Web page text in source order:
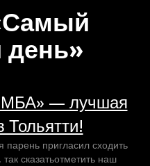
— лучшая
Тольятти!
парень пригласил сходить
сказатьотметить наш